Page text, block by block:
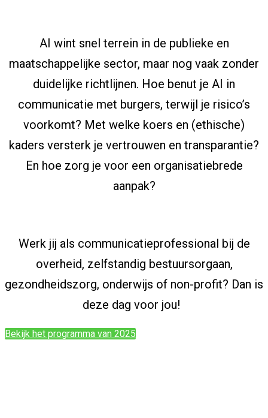
AI wint snel terrein in de publieke en
maatschappelijke sector, maar nog vaak zonder
duidelijke richtlijnen. Hoe benut je AI in
communicatie met burgers, terwijl je risico’s
voorkomt? Met welke koers en (ethische)
kaders versterk je vertrouwen en transparantie?
En hoe zorg je voor een organisatiebrede
aanpak?
Werk jij als communicatieprofessional bij de
overheid, zelfstandig bestuursorgaan,
gezondheidszorg, onderwijs of non-profit? Dan is
deze dag voor jou!
Bekijk het programma van 2025